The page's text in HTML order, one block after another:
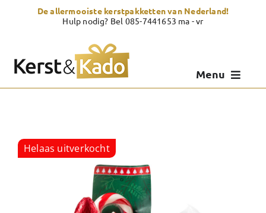
De allermooiste kerstpakketten van Nederland!
Hulp nodig? Bel 085-7441653 ma - vr
Menu
Zelf samenstellen
Helaas uitverkocht